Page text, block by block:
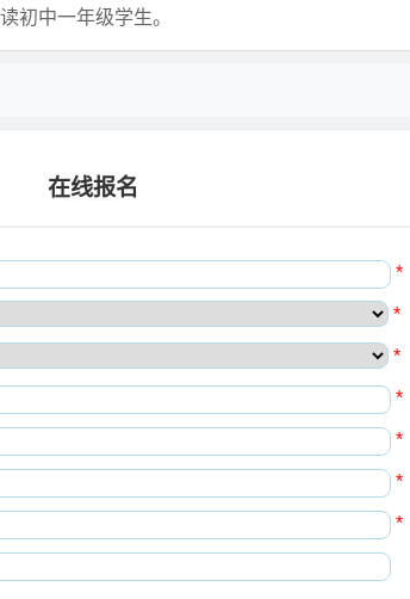
初中一年级学生。
在线报名
*
*
*
*
*
*
*